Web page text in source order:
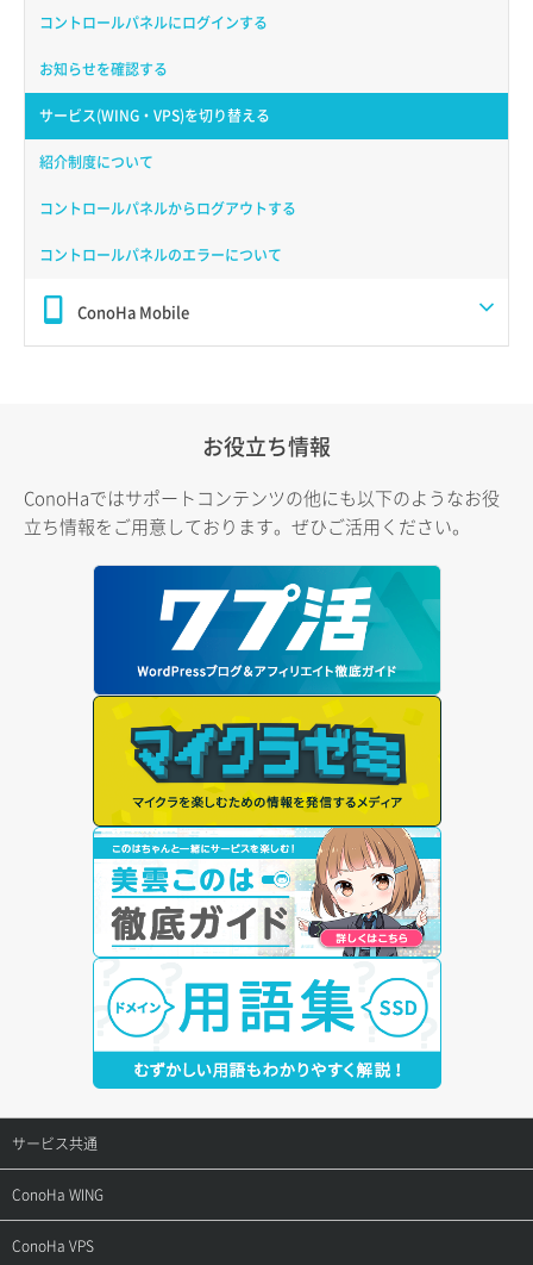
コントロールパネルにログインする
お知らせを確認する
サービス(WING・VPS)を切り替える
紹介制度について
コントロールパネルからログアウトする
コントロールパネルのエラーについて
ConoHa Mobile
お役立ち情報
ConoHaではサポートコンテンツの他にも以下のようなお役
立ち情報をご用意しております。ぜひご活用ください。
サービス共通
サポートトップ
ご契約・お支払い
ConoHa WING
サポートトップ
ConoHa VPS